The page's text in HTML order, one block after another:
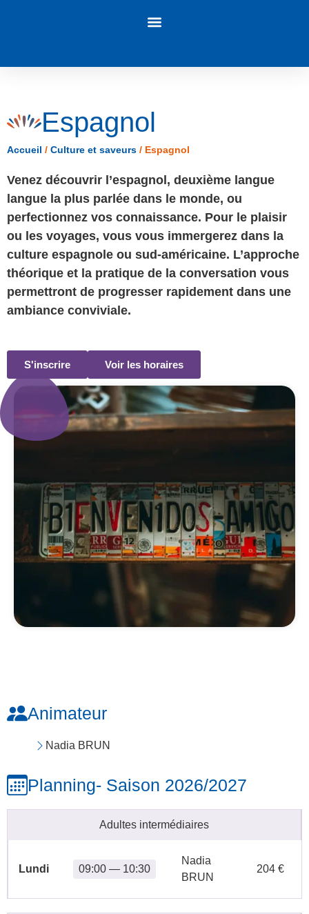
Espagnol
Accueil / Culture et saveurs / Espagnol
Venez découvrir l’espagnol, deuxième langue
langue la plus parlée dans le monde, ou
perfectionnez vos connaissance. Pour le plaisir
ou les voyages, vous vous immergerez dans la
culture espagnole ou sud-américaine. L’approche
théorique et la pratique de la conversation vous
permettront de progresser rapidement dans une
ambiance conviviale.
S'inscrire Voir les horaires
Animateur
Nadia BRUN
Planning- Saison 2026/2027
Adultes intermédiaires
Lundi 09:00 — 10:30
Nadia
BRUN
204 €